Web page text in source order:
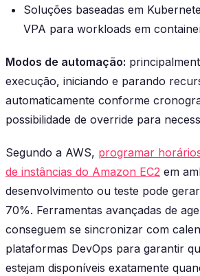
Soluções baseadas em
VPA para workloads em
Modos de automação:
execução, iniciando e parando
automaticamente conforme
possibilidade de override para
Segundo a AWS, programar
de instâncias do Amazon EC2 em
desenvolvimento ou teste pode
70%. Ferramentas avançadas de
conseguem se sincronizar com
plataformas DevOps para garantir
estejam disponíveis exatamente